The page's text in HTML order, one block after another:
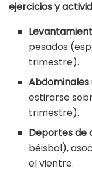
ejercicios y
pesados
trimestre).
Abdominales
estirarse
trimestre).
Deportes de
béisbol),
el vientre.